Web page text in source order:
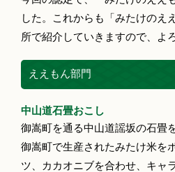
した。これからも「みたけのえ
所で紹介していきますので、よ
ええもん部門
中山道石畳おこし
御嵩町を通る中山道謡坂の石畳
御嵩町で生産されたみたけ米を
ツ、カカオニブを合わせ、キャ